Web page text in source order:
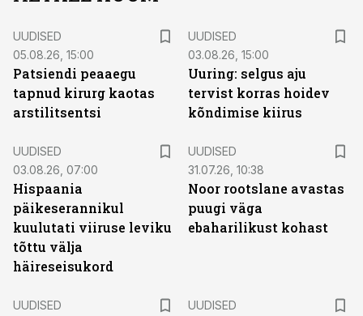
UUDISED
05.08.26, 15:00
Patsiendi peaaegu
tapnud kirurg kaotas
arstilitsentsi
UUDISED
03.08.26, 15:00
Uuring: selgus aju
tervist korras hoidev
kõndimise kiirus
UUDISED
03.08.26, 07:00
Hispaania
päikeserannikul
kuulutati viiruse leviku
tõttu välja
häireseisukord
UUDISED
31.07.26, 10:38
Noor rootslane avastas
puugi väga
ebaharilikust kohast
UUDISED
UUDISED